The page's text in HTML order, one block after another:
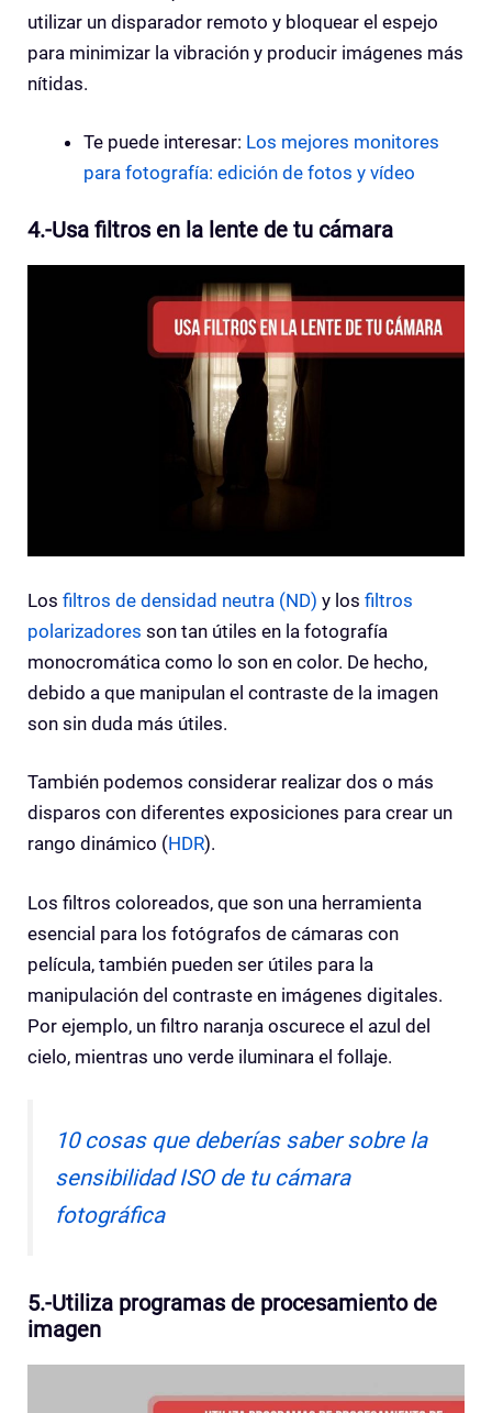
utilizar un disparador remoto y bloquear el espejo
para minimizar la vibración y producir imágenes más
nítidas.
Te puede interesar: Los mejores monitores
para fotografía: edición de fotos y vídeo
4.-Usa filtrosen la lente de tu cámara
Los filtros de densidad neutra (ND) y los filtros
polarizadores son tan útiles en la fotografía
monocromática como lo son en color. De hecho,
debido a que manipulan el contraste de la imagen
son sin duda más útiles.
También podemos considerar realizar dos o más
disparos con diferentes exposiciones para crear un
rango dinámico (HDR).
Los filtros coloreados, que son una herramienta
esencial para los fotógrafos de cámaras con
película, también pueden ser útiles para la
manipulación del contraste en imágenes digitales.
Por ejemplo, un filtro naranja oscurece el azul del
cielo, mientras uno verde iluminara el follaje.
10 cosas que deberías saber sobre la
sensibilidad ISO de tu cámara
fotográfica
5.-Utiliza programas de procesamiento de
imagen